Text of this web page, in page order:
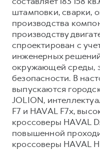
штамповки, сварки,
производства
производству
спроектирован с
инженерных
окружающей среды,
безопасности. В
выпускаются
JOLION,
F7 и HAVAL F7x,
кроссоверы HAVAL
повышенной
кроссоверы HAVAL